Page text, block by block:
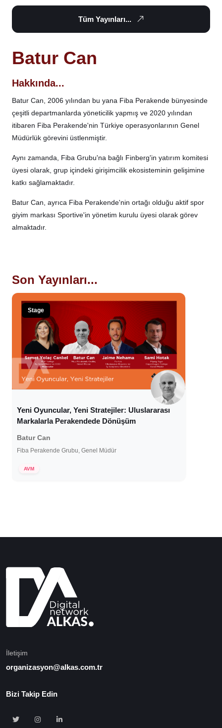
Tüm Yayınları...
Batur Can
Hakkında...
Batur Can, 2006 yılından bu yana Fiba Perakende bünyesinde
çeşitli departmanlarda yöneticilik yapmış ve 2020 yılından
itibaren Fiba Perakende'nin Türkiye operasyonlarının Genel
Müdürlük görevini üstlenmiştir.
Aynı zamanda, Fiba Grubu'na bağlı Finberg'in yatırım komitesi
üyesi olarak, grup içindeki girişimcilik ekosisteminin gelişimine
katkı sağlamaktadır.
Batur Can, ayrıca Fiba Perakende'nin ortağı olduğu aktif spor
giyim markası Sportive'in yönetim kurulu üyesi olarak görev
almaktadır.
Son Yayınları...
Stage
Yeni Oyuncular, Yeni Stratejiler: Uluslararası
Markalarla Perakendede Dönüşüm
Batur Can
Fiba Perakende Grubu, Genel Müdür
AVM
İletişim
organizasyon@alkas.com.tr
Bizi Takip Edin